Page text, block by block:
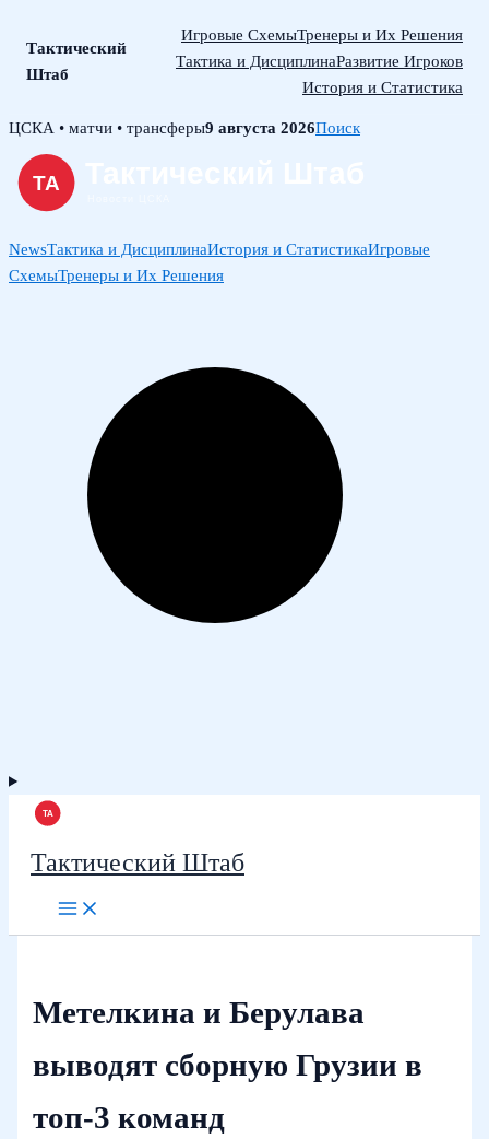
Тактический
Штаб
Игровые СхемыТренеры и Их Решения
Тактика и ДисциплинаРазвитие Игроков
История и Статистика
Skip
content
ЦСКА • матчи • трансферы9 августа 2026Поиск
NewsТактика и ДисциплинаИстория и СтатистикаИгровые
СхемыТренеры и Их Решения
Тактический Штаб
Метелкина и Берулава
выводят сборную Грузии в
топ‑3 команд